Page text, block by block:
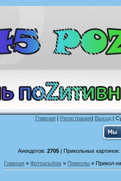
Главная | Регистрация| Выход |
Анекдотов: 2705| Прикольных картинок:
Главная » Фотоальбом » Приколы » Прикол